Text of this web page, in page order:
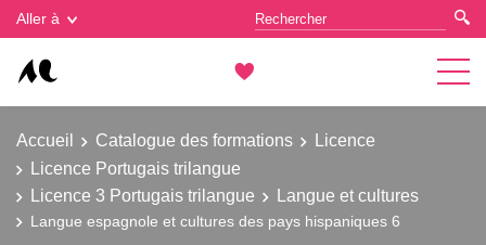
Aller à
Accueil Catalogue des formations
Licence
Licence Portugais trilangue
Licence 3 Portugais trilangue
Langue et cultures
Langue espagnole et cultures des pays hispaniques 6
Gestion des cookies